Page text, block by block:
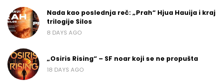
Nada kao poslednja reč: „Prah“ Hjua Hauija i kraj
trilogije Silos
8 DAYS AGO
„Osiris Rising“ – SF noar koji se ne propušta
18 DAYS AGO